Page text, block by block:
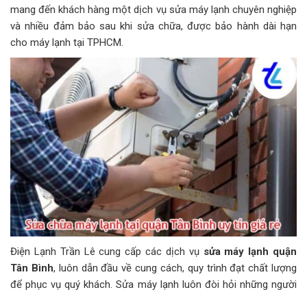
mang đến khách hàng một dịch vụ sửa máy lạnh chuyên nghiệp
và nhiều đảm bảo sau khi sửa chữa, được bảo hành dài hạn
cho máy lạnh tại TPHCM.
Điện Lạnh Trần Lê cung cấp các dịch vụ sửa máy lạnh quận
Tân Bình, luôn dẫn đầu về cung cách, quy trình đạt chất lượng
để phục vụ quý khách. Sửa máy lạnh luôn đòi hỏi những người